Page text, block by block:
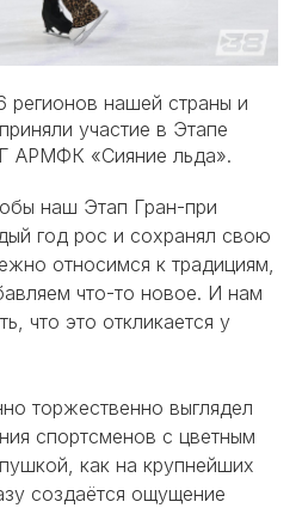
регионов нашей страны и
участие в Этапе
АРМФК «Сияние льда».
наш Этап Гран-при
год рос и сохранял свою
относимся к традициям,
что-то новое. И нам
что это откликается у
торжественно выглядел
спортсменов с цветным
как на крупнейших
создаётся ощущение